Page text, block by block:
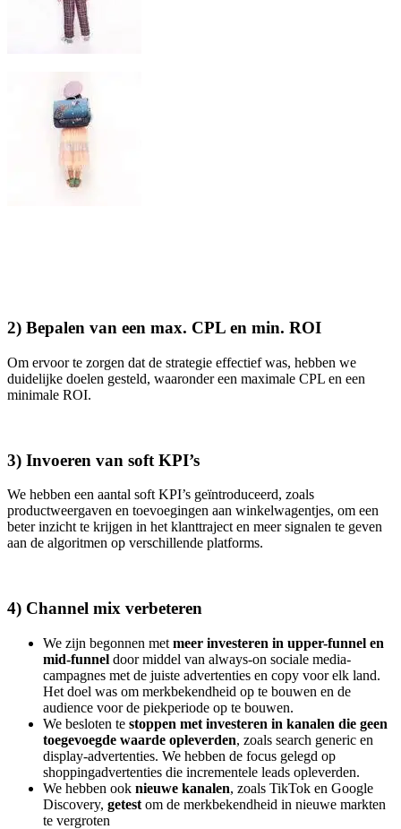
2) Bepalen van een max. CPL en min. ROI
Om ervoor te zorgen dat de strategie effectief was, hebben we
duidelijke doelen gesteld, waaronder een maximale CPL en een
minimale ROI.
3) Invoeren van soft KPI’s
We hebben een aantal soft KPI’s geïntroduceerd, zoals
productweergaven en toevoegingen aan winkelwagentjes, om een
beter inzicht te krijgen in het klanttraject en meer signalen te geven
aan de algoritmen op verschillende platforms.
4) Channel mix verbeteren
We zijn begonnen met meer investeren in upper-funnel en
mid-funnel door middel van always-on sociale media-
campagnes met de juiste advertenties en copy voor elk land.
Het doel was om merkbekendheid op te bouwen en de
audience voor de piekperiode op te bouwen.
We besloten te stoppen met investeren in kanalen die geen
toegevoegde waarde opleverden, zoals search generic en
display-advertenties. We hebben de focus gelegd op
shoppingadvertenties die incrementele leads opleverden.
We hebben ook nieuwe kanalen, zoals TikTok en Google
Discovery, getest om de merkbekendheid in nieuwe markten
te vergroten